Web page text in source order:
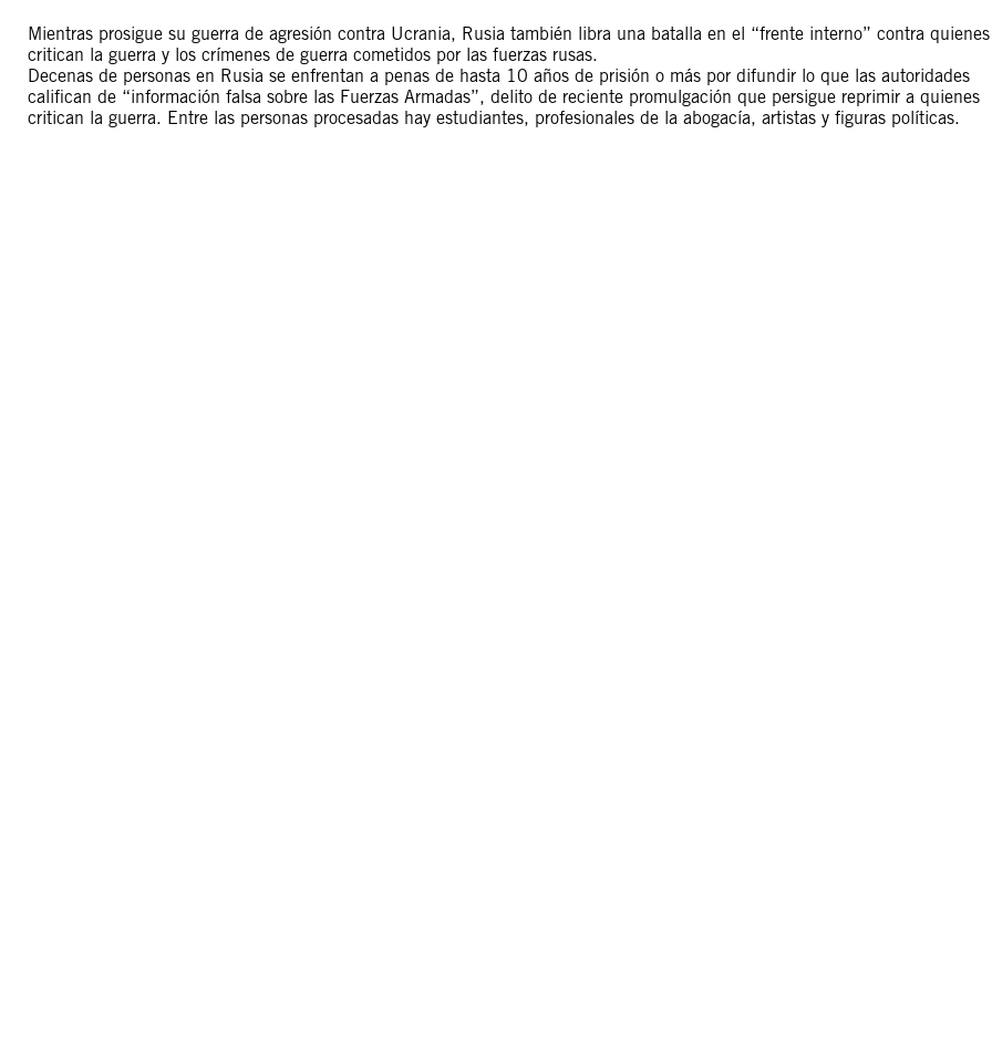
Mientras prosigue su guerra de agresión contra Ucrania, Rusia también libra una batalla en el “frente interno” contra quienes
critican la guerra y los crímenes de guerra cometidos por las fuerzas rusas.
Decenas de personas en Rusia se enfrentan a penas de hasta 10 años de prisión o más por difundir lo que las autoridades
califican de “información falsa sobre las Fuerzas Armadas”, delito de reciente promulgación que persigue reprimir a quienes
critican la guerra. Entre las personas procesadas hay estudiantes, profesionales de la abogacía, artistas y figuras políticas.